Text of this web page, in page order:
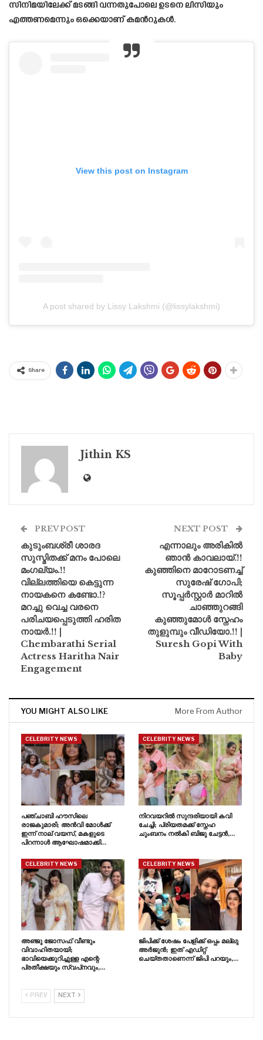
സിനിമയിലേക്ക് മടങ്ങി വന്നതുപോലെ ഉടനെ ലിസിയും
എത്തണമെന്നും ഒക്കെയാണ് കമൻറുകൾ.
View this post on Instagram
A post shared by Lissy Lakshmi (@lissylakshmi)
Share
Jithin KS
PREV POST
കുടുംബശ്രീ ശാരദ
സുസ്മിതക്ക് മനം പോലെ
മംഗല്യം.!!
വില്ലത്തിയെ കെട്ടുന്ന
നായകനെ കണ്ടോ.!?
മറച്ചു വെച്ച വരനെ
പരിചയപ്പെടുത്തി ഹരിത
നായർ.!! |
Chembarathi Serial
Actress Haritha Nair
Engagement
NEXT POST
എന്നാലും അരികിൽ
ഞാൻ കാവലായ്.!!
കുഞ്ഞിനെ മാറോടണച്ച്
സുരേഷ് ​ഗോപി;
സൂപ്പർസ്റ്റാർ മാറിൽ
ചാഞ്ഞുറങ്ങി
കുഞ്ഞുമോൾ സ്നേഹം
തുളുമ്പും വീഡിയോ.!! |
Suresh Gopi With
Baby
YOU MIGHT ALSO LIKE More From Author
CELEBRITY NEWS
പഞ്ചാബി ഹൗസിലെ
രാജകുമാരി; അൻവി മോൾക്ക്
ഇന്ന് നാല് വയസ്, മകളുടെ
പിറന്നാൾ ആഘോഷമാക്കി…
CELEBRITY NEWS
നിറവയറിൽ സുന്ദരിയായി കവി
ചേച്ചി; പ്രിയതമക്ക് സ്നേഹ
ചുംബനം നൽകി ബിജു ചേട്ടൻ,…
CELEBRITY NEWS
അഞ്ജു ജോസഫ് വീണ്ടും
വിവാഹിതയായി;
ഭാവിയെക്കുറിച്ചുള്ള എന്റെ
പ്രതീക്ഷയും സ്വപ്‍നവും,…
CELEBRITY NEWS
ജിപിക്ക് ശേഷം പേളിക്ക് ഒപ്പം മല്ലു
അർജുൻ; ഇത് എഡിറ്റ്
ചെയ്തതാണെന്ന് ജിപി പറയും,…
PREV NEXT